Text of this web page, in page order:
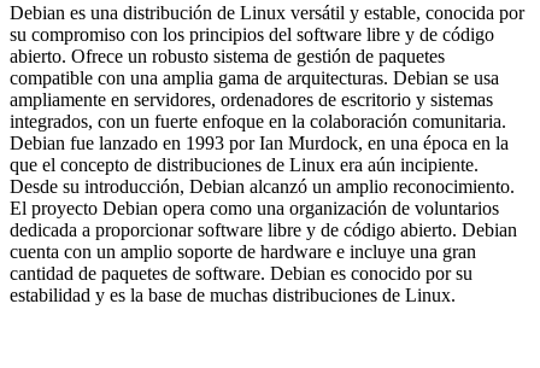
Debian es una distribución de Linux versátil y estable, conocida por
su compromiso con los principios del software libre y de código
abierto. Ofrece un robusto sistema de gestión de paquetes
compatible con una amplia gama de arquitecturas. Debian se usa
ampliamente en servidores, ordenadores de escritorio y sistemas
integrados, con un fuerte enfoque en la colaboración comunitaria.
Debian fue lanzado en 1993 por Ian Murdock, en una época en la
que el concepto de distribuciones de Linux era aún incipiente.
Desde su introducción, Debian alcanzó un amplio reconocimiento.
El proyecto Debian opera como una organización de voluntarios
dedicada a proporcionar software libre y de código abierto. Debian
cuenta con un amplio soporte de hardware e incluye una gran
cantidad de paquetes de software. Debian es conocido por su
estabilidad y es la base de muchas distribuciones de Linux.